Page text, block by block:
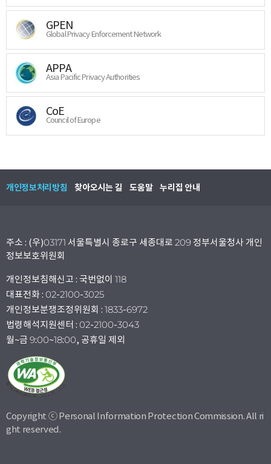
GPEN
Global Privacy Enforcement Network
APPA
Asia Pacific Privacy Authorities
CoE
Council of Europe
개인정보처리방침 찾아오시는 길 도움말 누리집 안내
주소 : (우)03171 서울특별시 종로구 세종대로 209 정부서울청사 개인
정보보호위원회
개인정보침해신고 : 국번없이 118
대표전화 : 02-2100-3025
개인정보분쟁조정위원회 : 1833-6972
법령해석지원센터 : 02-2100-3043
월~금 9:00~18:00, 공휴일 제외
Copyright ⓒ Personal Information Protection Commission. All ri
ght reserved.